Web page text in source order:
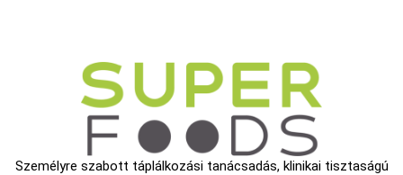
Személyre szabott táplálkozási tanácsadás, klinikai tisztaságú